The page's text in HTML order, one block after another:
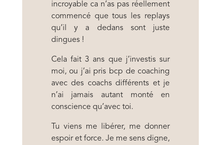
incroyable ca n’as pas réellement
commencé que tous les replays
qu’il y a dedans sont juste
dingues !
Cela fait 3 ans que j’investis sur
moi, ou j’ai pris bcp de coaching
avec des coachs différents et je
n’ai jamais autant monté en
conscience qu’avec toi.
Tu viens me libérer, me donner
espoir et force. Je me sens digne,